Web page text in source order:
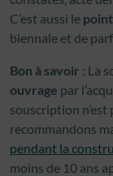
C’est aussi le
biennale et de
Bon à savoir : La
ouvrage par
souscription
recommandons
pendant la
moins de 10 ans